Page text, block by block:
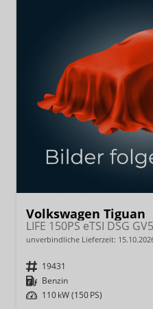
Volkswagen Tiguan
unverbindliche Lieferzeit:
Fahrzeugnr. 19431
Kraftstoff Benzin
Leistung 110 kW (150 PS)